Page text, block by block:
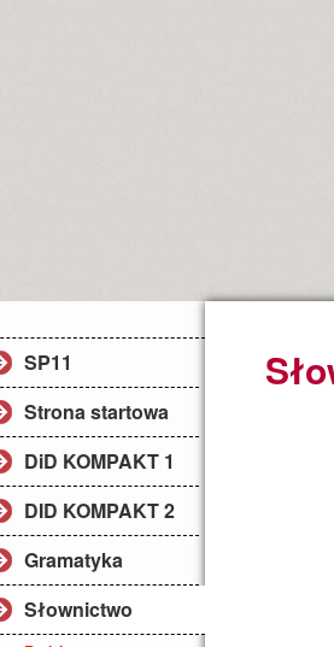
SP11
Strona startowa
DiD KOMPAKT 1
DID KOMPAKT 2
Gramatyka
Słownictwo